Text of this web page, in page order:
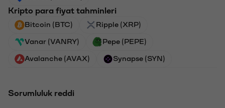
Kripto para fiyat tahminleri
Bitcoin (BTC) Ripple (XRP)
Vanar (VANRY) Pepe (PEPE)
Avalanche (AVAX) Synapse (SYN)
Sorumluluk reddi